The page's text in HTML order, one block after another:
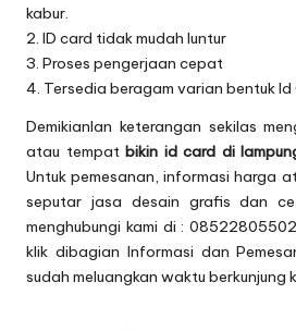
kabur.
2. ID card tidak mudah luntur
3. Proses pengerjaan cepat
4. Tersedia beragam varian bentuk Id
Demikianlan keterangan sekilas
atau tempatbikin id card di
Untuk pemesanan, informasi harga
seputar jasa desain grafis dan
menghubungi kami di :
klik dibagian Informasi dan
sudah meluangkan waktu berkunjung